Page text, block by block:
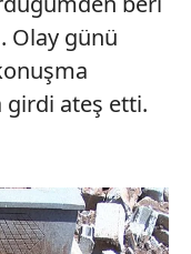
Olay günü
girdi ateş etti.